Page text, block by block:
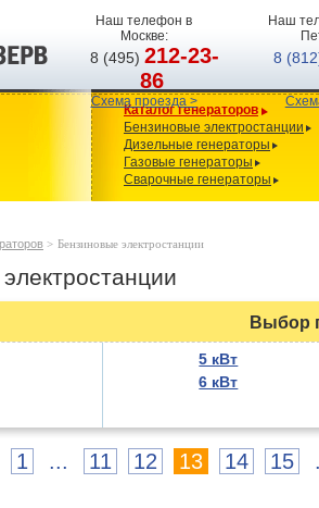
Наш телефон в
Москве:
8 (495)212-23-
86
Схема проезда >
Наш
8
Каталог генераторов
Бензиновые электростанции
Дизельные генераторы
Газовые генераторы
Сварочные генераторы
> Бензиновые электростанции
Выбор
5 кВт
6 кВт
1 ... 11 12 13 14 15